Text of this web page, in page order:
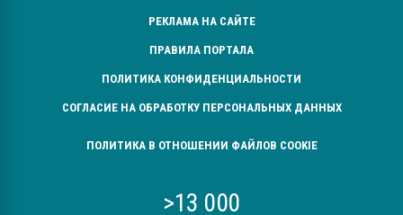
РЕКЛАМА НА САЙТЕ
ПРАВИЛА ПОРТАЛА
ПОЛИТИКА КОНФИДЕНЦИАЛЬНОСТИ
СОГЛАСИЕ НА ОБРАБОТКУ ПЕРСОНАЛЬНЫХ ДАННЫХ
ПОЛИТИКА В ОТНОШЕНИИ ФАЙЛОВ COOKIE
>13 000